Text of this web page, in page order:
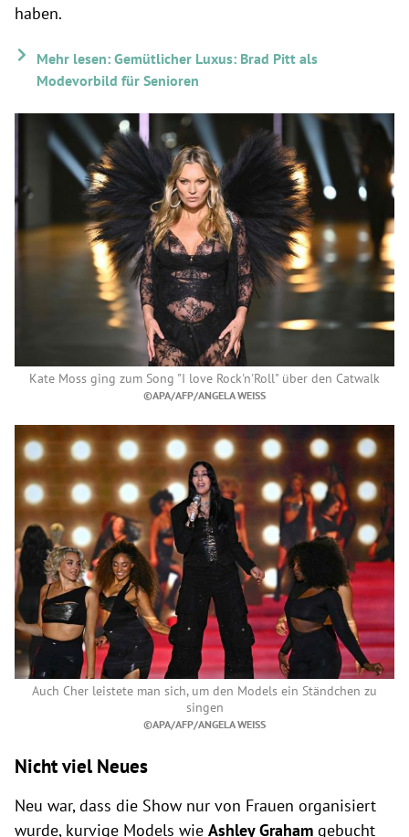
haben.
Mehr lesen: Gemütlicher Luxus: Brad Pitt als
Modevorbild für Senioren
Kate Moss ging zum Song "I love Rock'n'Roll" über den Catwalk
©APA/AFP/ANGELA WEISS
Auch Cher leistete man sich, um den Models ein Ständchen zu
singen
©APA/AFP/ANGELA WEISS
Nicht viel Neues
Neu war, dass die Show nur von Frauen organisiert
wurde, kurvige Models wie Ashley Graham gebucht